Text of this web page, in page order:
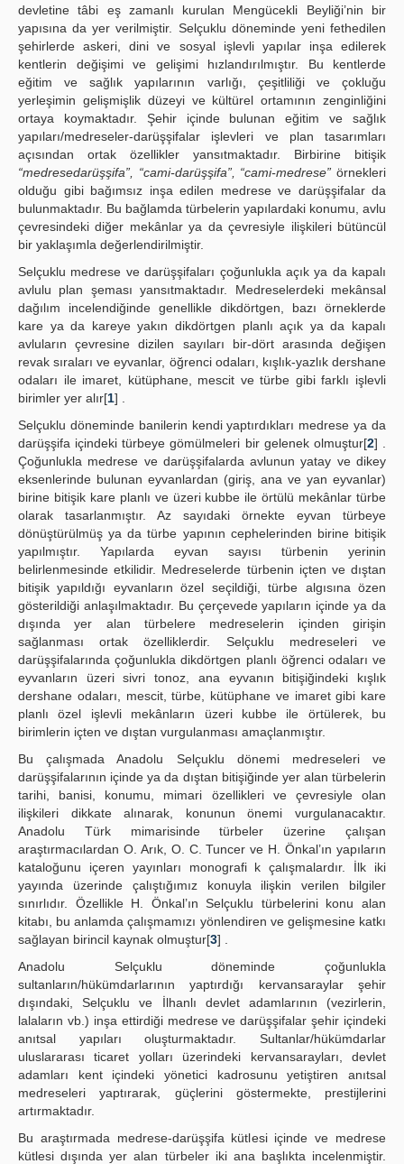
devletine tâbi eş zamanlı kurulan Mengücekli Beyliği’nin bir
yapısına da yer verilmiştir. Selçuklu döneminde yeni fethedilen
şehirlerde askeri, dini ve sosyal işlevli yapılar inşa edilerek
kentlerin değişimi ve gelişimi hızlandırılmıştır. Bu kentlerde
eğitim ve sağlık yapılarının varlığı, çeşitliliği ve çokluğu
yerleşimin gelişmişlik düzeyi ve kültürel ortamının zenginliğini
ortaya koymaktadır. Şehir içinde bulunan eğitim ve sağlık
yapıları/medreseler-darüşşifalar işlevleri ve plan tasarımları
açısından ortak özellikler yansıtmaktadır. Birbirine bitişik
“medresedarüşşifa”, “cami-darüşşifa”, “cami-medrese” örnekleri
olduğu gibi bağımsız inşa edilen medrese ve darüşşifalar da
bulunmaktadır. Bu bağlamda türbelerin yapılardaki konumu, avlu
çevresindeki diğer mekânlar ya da çevresiyle ilişkileri bütüncül
bir yaklaşımla değerlendirilmiştir.
Selçuklu medrese ve darüşşifaları çoğunlukla açık ya da kapalı
avlulu plan şeması yansıtmaktadır. Medreselerdeki mekânsal
dağılım incelendiğinde genellikle dikdörtgen, bazı örneklerde
kare ya da kareye yakın dikdörtgen planlı açık ya da kapalı
avluların çevresine dizilen sayıları bir-dört arasında değişen
revak sıraları ve eyvanlar, öğrenci odaları, kışlık-yazlık dershane
odaları ile imaret, kütüphane, mescit ve türbe gibi farklı işlevli
birimler yer alır[1] .
Selçuklu döneminde banilerin kendi yaptırdıkları medrese ya da
darüşşifa içindeki türbeye gömülmeleri bir gelenek olmuştur[2] .
Çoğunlukla medrese ve darüşşifalarda avlunun yatay ve dikey
eksenlerinde bulunan eyvanlardan (giriş, ana ve yan eyvanlar)
birine bitişik kare planlı ve üzeri kubbe ile örtülü mekânlar türbe
olarak tasarlanmıştır. Az sayıdaki örnekte eyvan türbeye
dönüştürülmüş ya da türbe yapının cephelerinden birine bitişik
yapılmıştır. Yapılarda eyvan sayısı türbenin yerinin
belirlenmesinde etkilidir. Medreselerde türbenin içten ve dıştan
bitişik yapıldığı eyvanların özel seçildiği, türbe algısına özen
gösterildiği anlaşılmaktadır. Bu çerçevede yapıların içinde ya da
dışında yer alan türbelere medreselerin içinden girişin
sağlanması ortak özelliklerdir. Selçuklu medreseleri ve
darüşşifalarında çoğunlukla dikdörtgen planlı öğrenci odaları ve
eyvanların üzeri sivri tonoz, ana eyvanın bitişiğindeki kışlık
dershane odaları, mescit, türbe, kütüphane ve imaret gibi kare
planlı özel işlevli mekânların üzeri kubbe ile örtülerek, bu
birimlerin içten ve dıştan vurgulanması amaçlanmıştır.
Bu çalışmada Anadolu Selçuklu dönemi medreseleri ve
darüşşifalarının içinde ya da dıştan bitişiğinde yer alan türbelerin
tarihi, banisi, konumu, mimari özellikleri ve çevresiyle olan
ilişkileri dikkate alınarak, konunun önemi vurgulanacaktır.
Anadolu Türk mimarisinde türbeler üzerine çalışan
araştırmacılardan O. Arık, O. C. Tuncer ve H. Önkal’ın yapıların
kataloğunu içeren yayınları monografi k çalışmalardır. İlk iki
yayında üzerinde çalıştığımız konuyla ilişkin verilen bilgiler
sınırlıdır. Özellikle H. Önkal’ın Selçuklu türbelerini konu alan
kitabı, bu anlamda çalışmamızı yönlendiren ve gelişmesine katkı
sağlayan birincil kaynak olmuştur[3] .
Anadolu Selçuklu döneminde çoğunlukla
sultanların/hükümdarlarının yaptırdığı kervansaraylar şehir
dışındaki, Selçuklu ve İlhanlı devlet adamlarının (vezirlerin,
lalaların vb.) inşa ettirdiği medrese ve darüşşifalar şehir içindeki
anıtsal yapıları oluşturmaktadır. Sultanlar/hükümdarlar
uluslararası ticaret yolları üzerindeki kervansarayları, devlet
adamları kent içindeki yönetici kadrosunu yetiştiren anıtsal
medreseleri yaptırarak, güçlerini göstermekte, prestijlerini
artırmaktadır.
Bu araştırmada medrese-darüşşifa kütlesi içinde ve medrese
kütlesi dışında yer alan türbeler iki ana başlıkta incelenmiştir.